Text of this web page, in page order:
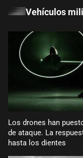
Vehículos
Los drones han
de ataque. La
hasta los dientes